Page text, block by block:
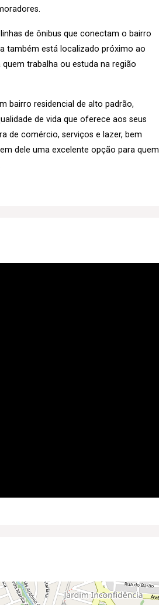
de ônibus que conectam o bairro
também está localizado próximo ao
trabalha ou estuda na região
bairro residencial de alto padrão,
de vida que oferece aos seus
de comércio, serviços e lazer, bem
dele uma excelente opção para quem